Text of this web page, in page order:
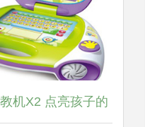
机X2 点亮孩子的